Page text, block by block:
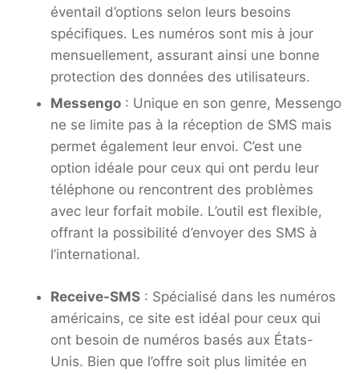
éventail d’options selon leurs besoins
spécifiques. Les numéros sont mis à jour
mensuellement, assurant ainsi une bonne
protection des données des utilisateurs.
Messengo: Unique en son genre, Messengo
ne se limite pas à la réception de SMS mais
permet également leur envoi. C’est une
option idéale pour ceux qui ont perdu leur
téléphone ou rencontrent des problèmes
avec leur forfait mobile. L’outil est flexible,
offrant la possibilité d’envoyer des SMS à
l’international.
Receive-SMS: Spécialisé dans les numéros
américains, ce site est idéal pour ceux qui
ont besoin de numéros basés aux États-
Unis. Bien que l’offre soit plus limitée en